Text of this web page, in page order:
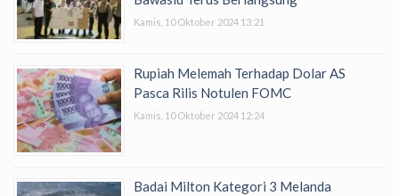
Kamis, 10 Oktober 2024 13:21
Rupiah Melemah Terhadap Dolar AS
Pasca Rilis Notulen FOMC
Kamis, 10 Oktober 2024 12:24
Badai Milton Kategori 3 Melanda